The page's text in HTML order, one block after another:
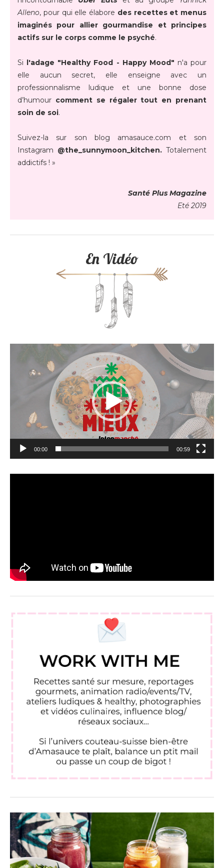
Alleno, pour qui elle élabore des recettes et menus
imaginés pour allier gourmandise et principes
actifs sur le corps comme le psyché.
Si l'adage "Healthy Food - Happy Mood" n'a pour
elle aucun secret, elle enseigne avec un
professionnalisme ludique et une bonne dose
d’humour comment se régaler tout en prenant
soin de soi.
Suivez-la sur son blog amasauce.com et son
Instagram @the_sunnymoon_kitchen. Totalement
addictifs ! »
Santé Plus Magazine
Eté 2019
En Vidéo
00:00 00:59